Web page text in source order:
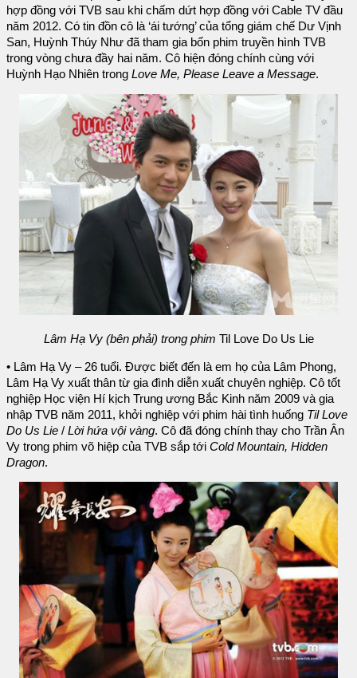
hợp đồng với TVB sau khi chấm dứt hợp đồng với Cable TV đầu
năm 2012. Có tin đồn cô là ‘ái tướng’ của tổng giám chế Dư Vịnh
San, Huỳnh Thúy Như đã tham gia bốn phim truyền hình TVB
trong vòng chưa đầy hai năm. Cô hiện đóng chính cùng với
Huỳnh Hạo Nhiên trong Love Me, Please Leave a Message.
Lâm Hạ Vy (bên phải) trong phim Til Love Do Us Lie
• Lâm Hạ Vy – 26 tuổi. Được biết đến là em họ của Lâm Phong,
Lâm Hạ Vy xuất thân từ gia đình diễn xuất chuyên nghiệp. Cô tốt
nghiệp Học viện Hí kịch Trung ương Bắc Kinh năm 2009 và gia
nhập TVB năm 2011, khởi nghiệp với phim hài tình huống Til Love
Do Us Lie / Lời hứa vội vàng. Cô đã đóng chính thay cho Trần Ân
Vy trong phim võ hiệp của TVB sắp tới Cold Mountain, Hidden
Dragon.